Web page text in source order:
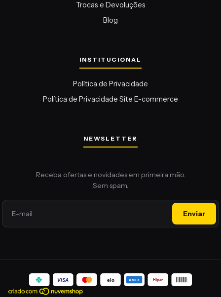
Trocas e Devoluções
Blog
Política de Privacidade
Política de Privacidade Site E-commerce
NEWSLETTER